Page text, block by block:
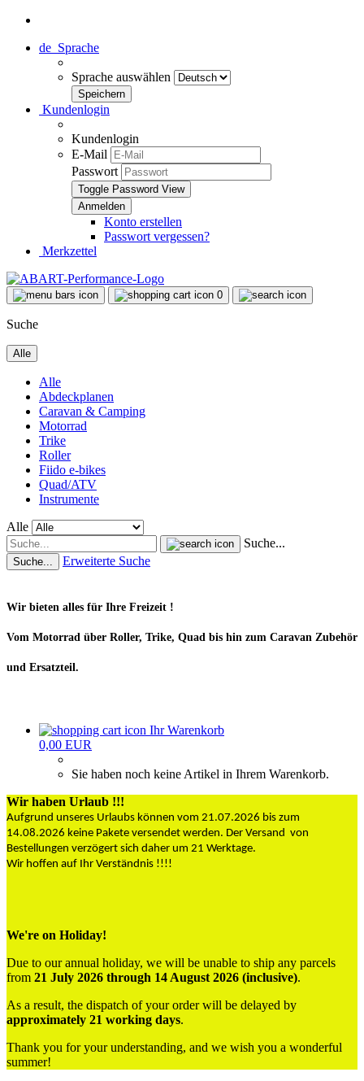
de Sprache
Sprache auswählen
Kundenlogin
Kundenlogin
E-Mail
Passwort
Toggle Password View
Konto erstellen
Passwort vergessen?
Merkzettel
0
Suche
Alle
Alle
Abdeckplanen
Caravan & Camping
Motorrad
Trike
Roller
Fiido e-bikes
Quad/ATV
Instrumente
Alle
Suche...
Suche... Erweiterte Suche
Wir bieten alles für Ihre Freizeit !
Vom Motorrad über Roller, Trike, Quad bis hin zum Caravan Zubehör
und Ersatzteil.
Ihr Warenkorb
0,00 EUR
Sie haben noch keine Artikel in Ihrem Warenkorb.
Wir haben Urlaub !!!
Aufgrund unseres Urlaubs können vom 21.07.2026 bis zum
14.08.2026 keine Pakete versendet werden. Der Versand von
Bestellungen verzögert sich daher um 21 Werktage.
Wir hoffen auf Ihr Verständnis !!!!
We're on Holiday!
Due to our annual holiday, we will be unable to ship any parcels
from 21 July 2026 through 14 August 2026 (inclusive).
As a result, the dispatch of your order will be delayed by
approximately 21 working days.
Thank you for your understanding, and we wish you a wonderful
summer!